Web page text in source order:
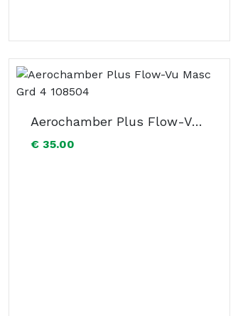
Aerochamber Plus Flow-Vu Masc Grd 4 108504
€ 35.00